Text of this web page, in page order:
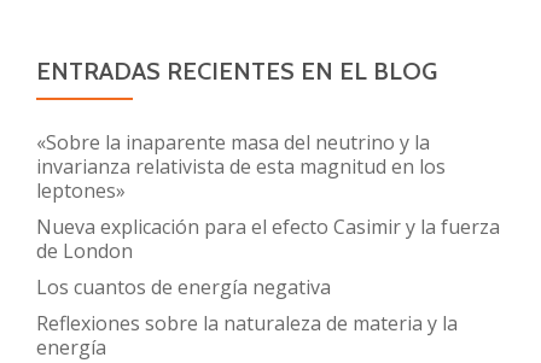
ENTRADAS RECIENTES EN EL BLOG
«Sobre la inaparente masa del neutrino y la
invarianza relativista de esta magnitud en los
leptones»
Nueva explicación para el efecto Casimir y la fuerza
de London
Los cuantos de energía negativa
Reflexiones sobre la naturaleza de materia y la
energía